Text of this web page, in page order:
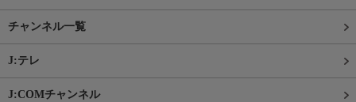
チャンネル一覧
J:テレ
J:COMチャンネル